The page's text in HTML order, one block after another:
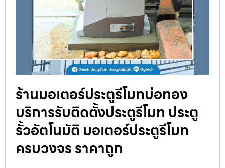
ร้านมอเตอร์ประตูรีโมทบ่อทอง
บริการรับติดตั้งประตูรีโมท ประตู
รั้วอัตโนมัติ มอเตอร์ประตูรีโมท
ครบวงจร ราคาถูก